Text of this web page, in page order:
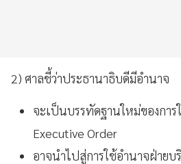
2) ศาลชี้ว่าประธานาธิบดีมีอำนาจ
จะเป็นบรรทัดฐานใหม่ของการ
Executive Order
อาจนำไปสู่การใช้อำนาจฝ่ายบ